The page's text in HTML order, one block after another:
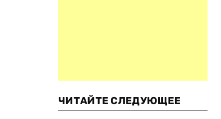
ЧИТАЙТЕ СЛЕДУЮЩЕЕ